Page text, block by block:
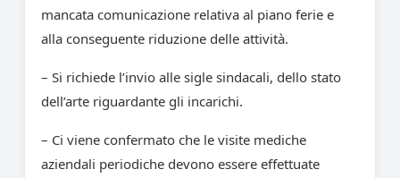
mancata comunicazione relativa al piano ferie e
alla conseguente riduzione delle attività.
– Si richiede l’invio alle sigle sindacali, dello stato
dell’arte riguardante gli incarichi.
– Ci viene confermato che le visite mediche
aziendali periodiche devono essere effettuate